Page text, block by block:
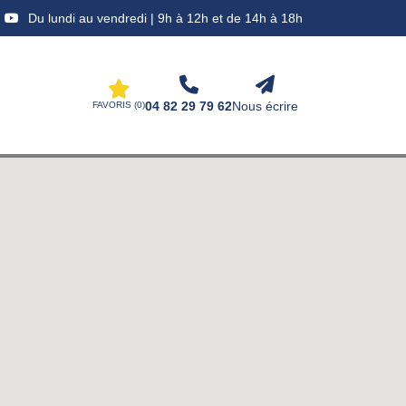
Du lundi au vendredi | 9h à 12h et de 14h à 18h
FAVORIS (0)04 82 29 79 62Nous écrire